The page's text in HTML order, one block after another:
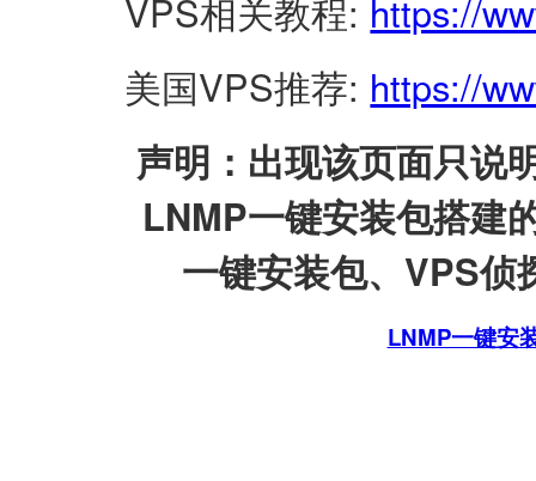
VPS相关教程: https://
美国VPS推荐: https://
声明：出现该页面只说
LNMP一键安装包搭建
一键安装包、VPS
LNMP一键安